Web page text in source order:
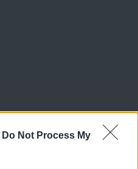
Do Not Process My